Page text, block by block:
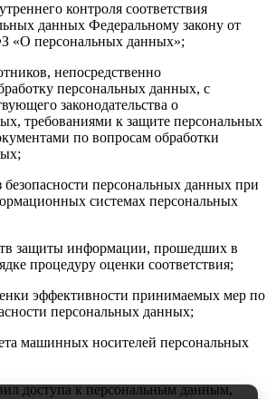
контроля соответствия
данных Федеральному закону от
«О персональных данных»;
непосредственно
персональных данных, с
законодательства о
требованиями к защите персональных
по вопросам обработки
безопасности персональных данных при
системах персональных
защиты информации, прошедших в
процедуру оценки соответствия;
эффективности принимаемых мер по
персональных данных;
машинных носителей персональных
доступа к персональным данным,